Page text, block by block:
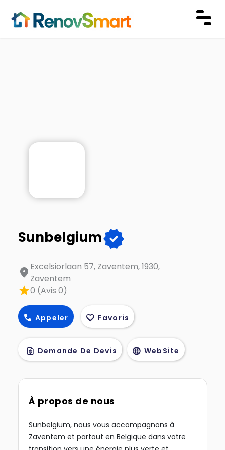
Sunbelgiumverified
location_on Excelsiorlaan 57, Zaventem, 1930,
Zaventem
star0 (Avis 0)
call Appeler favorite Favoris
request_quote Demande De Devis language WebSite
À propos de nous
Sunbelgium, nous vous accompagnons à
Zaventem et partout en Belgique dans votre